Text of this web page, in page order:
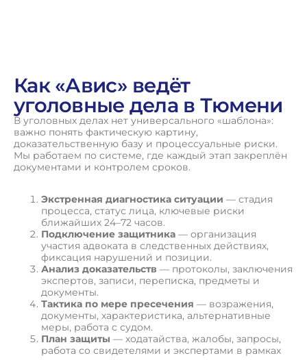
Как «Авис» ведёт
уголовные дела в Тюмени
В уголовных делах нет универсального «шаблона»:
важно понять фактическую картину,
доказательственную базу и процессуальные риски.
Мы работаем по системе, где каждый этап закреплён
документами и контролем сроков.
Экстренная диагностика ситуации — стадия
процесса, статус лица, ключевые риски
ближайших 24–72 часов.
Подключение защитника — организация
участия адвоката в следственных действиях,
фиксация нарушений и позиции.
Анализ доказательств — протоколы, заключения
экспертов, записи, переписка, предметы и
документы.
Тактика по мере пресечения — возражения,
документы, характеристика, альтернативные
меры, работа с судом.
План защиты — ходатайства, жалобы, запросы,
работа со свидетелями и экспертами в рамках